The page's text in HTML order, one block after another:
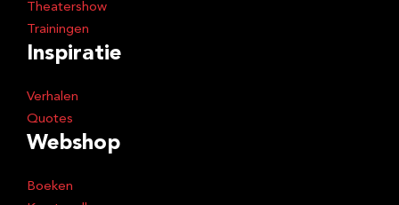
Theatershow
Trainingen
Inspiratie
Verhalen
Quotes
Webshop
Boeken